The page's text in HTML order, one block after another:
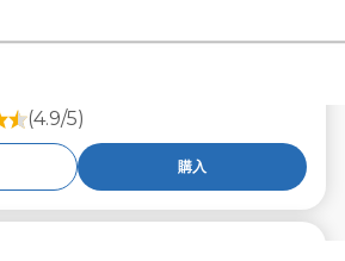
(4.9/5)
購入